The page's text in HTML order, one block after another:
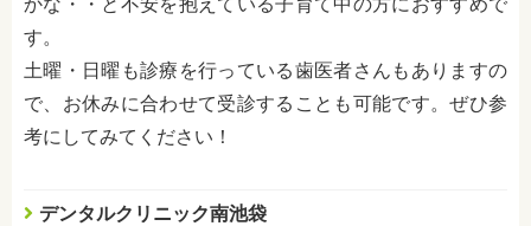
す。
土曜・日曜も診療を行っている歯医者さんもありますの
で、お休みに合わせて受診することも可能です。ぜひ参
考にしてみてください！
デンタルクリニック南池袋